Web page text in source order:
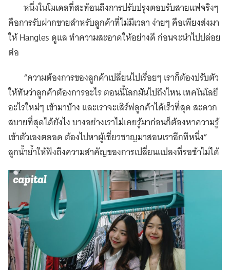
หนึ่งในโมเดลที่สะท้อนถึงการปรับปรุงตอบรับสายแฟจริงๆ
คือการรับฝากขายสำหรับลูกค้าที่ไม่มีเวลา ง่ายๆ คือเพียงส่งมา
ให้ Hangles ดูแล ทำความสะอาดให้อย่างดี ก่อนจะนำไปปล่อย
ต่อ
“ความต้องการของลูกค้าเปลี่ยนไปเรื่อยๆ เราก็ต้องปรับตัว
ให้ทันว่าลูกค้าต้องการอะไร ตอนนี้โลกมันไปถึงไหน เทคโนโลยี
อะไรใหม่ๆ เข้ามาบ้าง และเราจะเสิร์ฟลูกค้าได้เร็วที่สุด สะดวก
สบายที่สุดได้ยังไง บางอย่างเราไม่เคยรู้มาก่อนก็ต้องหาความรู้
เข้าตัวเองตลอด ต้องไปหาผู้เชี่ยวชาญมาสอนเราอีกทีหนึ่ง”
ลูกน้ำย้ำให้ฟังถึงความสำคัญของการเปลี่ยนแปลงที่รอช้าไม่ได้